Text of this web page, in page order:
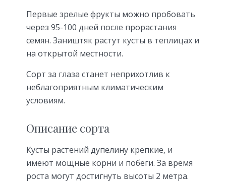
Первые зрелые фрукты можно пробовать
через 95-100 дней после прорастания
семян. Заништяк растут кусты в теплицах и
на открытой местности.
Сорт за глаза станет неприхотлив к
неблагоприятным климатическим
условиям.
Описание сорта
Кусты растений дупелину крепкие, и
имеют мощные корни и побеги. За время
роста могут достигнуть высоты 2 метра.